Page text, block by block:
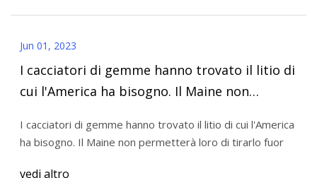
Jun 01, 2023
I cacciatori di gemme hanno trovato il litio di
cui l'America ha bisogno. Il Maine non
I cacciatori di gemme hanno trovato il litio di cui l'America
ha bisogno. Il Maine non permetterà loro di tirarlo fuor
vedi altro